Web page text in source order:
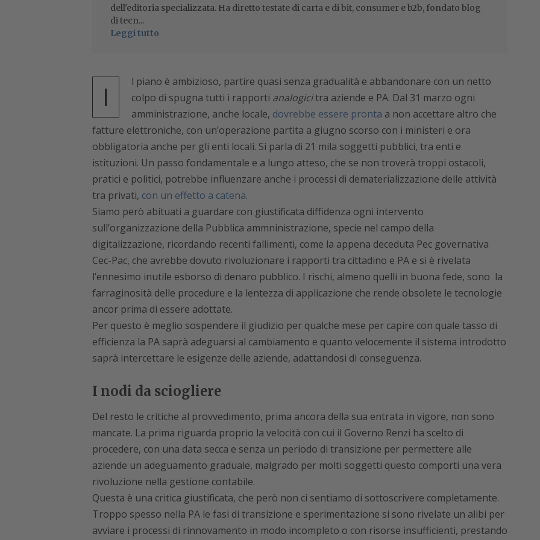
dell'editoria specializzata. Ha diretto testate di carta e di bit, consumer e b2b, fondato blog
di tecn...
Leggi tutto
I
l piano è ambizioso, partire quasi senza gradualità e abbandonare con un netto
colpo di spugna tutti i rapporti analogicitra aziende e PA. Dal 31 marzo ogni
amministrazione, anche locale, dovrebbe essere pronta a non accettare altro che
fatture elettroniche, con un’operazione partita a giugno scorso con i ministeri e ora
obbligatoria anche per gli enti locali. Si parla di 21 mila soggetti pubblici, tra enti e
istituzioni. Un passo fondamentale e a lungo atteso, che se non troverà troppi ostacoli,
pratici e politici, potrebbe influenzare anche i processi di dematerializzazione delle attività
tra privati, con un effetto a catena.
Siamo però abituati a guardare con giustificata diffidenza ogni intervento
sull’organizzazione della Pubblica ammninistrazione, specie nel campo della
digitalizzazione, ricordando recenti fallimenti, come la appena deceduta Pec governativa
Cec-Pac, che avrebbe dovuto rivoluzionare i rapporti tra cittadino e PA e si è rivelata
l’ennesimo inutile esborso di denaro pubblico. I rischi, almeno quelli in buona fede, sono la
farraginosità delle procedure e la lentezza di applicazione che rende obsolete le tecnologie
ancor prima di essere adottate.
Per questo è meglio sospendere il giudizio per qualche mese per capire con quale tasso di
efficienza la PA saprà adeguarsi al cambiamento e quanto velocemente il sistema introdotto
saprà intercettare le esigenze delle aziende, adattandosi di conseguenza.
I nodi da sciogliere
Del resto le critiche al provvedimento, prima ancora della sua entrata in vigore, non sono
mancate. La prima riguarda proprio la velocità con cui il Governo Renzi ha scelto di
procedere, con una data secca e senza un periodo di transizione per permettere alle
aziende un adeguamento graduale, malgrado per molti soggetti questo comporti una vera
rivoluzione nella gestione contabile.
Questa è una critica giustificata, che però non ci sentiamo di sottoscrivere completamente.
Troppo spesso nella PA le fasi di transizione e sperimentazione si sono rivelate un alibi per
avviare i processi di rinnovamento in modo incompleto o con risorse insufficienti, prestando